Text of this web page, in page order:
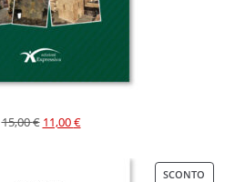
15,00€ 11,00€
SCONTO